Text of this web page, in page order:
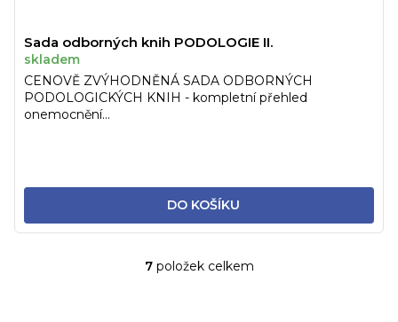
Sada odborných knih PODOLOGIE II.
skladem
DO KOŠÍKU
CENOVĚ ZVÝHODNĚNÁ SADA ODBORNÝCH
PODOLOGICKÝCH KNIH - kompletní přehled
onemocnění...
O
7položek celkem